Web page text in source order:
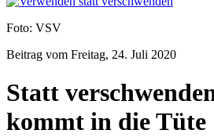
Foto: VSV
Beitrag vom Freitag, 24. Juli 2020
Statt
kommt in die Tüte